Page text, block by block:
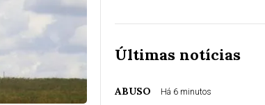
Últimas notícias
ABUSO Há 6 minutos